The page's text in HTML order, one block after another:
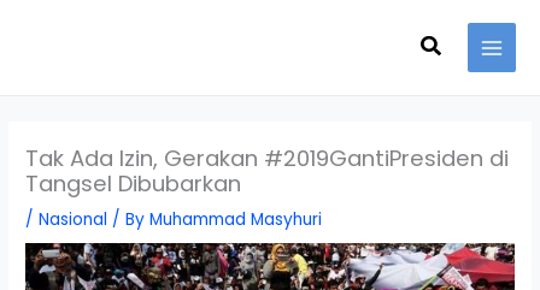
Search
Tak Ada Izin, Gerakan #2019GantiPresiden di
Tangsel Dibubarkan
/Nasional / ByMuhammad Masyhuri